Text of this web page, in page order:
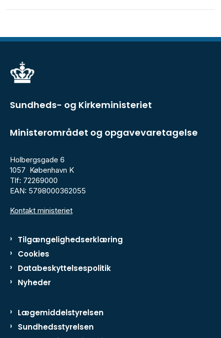
Sundheds- og Kirkeministeriet
Ministerområdet og opgavevaretagelse
Holbergsgade 6
1057 København K
Tlf: 72269000
EAN: 5798000362055
Kontakt ministeriet
Tilgængelighedserklæring
Cookies
Databeskyttelsespolitik
Nyheder
Lægemiddelstyrelsen
Sundhedsstyrelsen